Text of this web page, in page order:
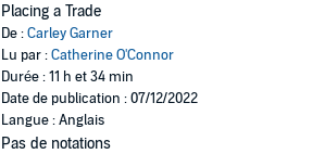
Placing a Trade
De :Carley Garner
Lu par :Catherine O'Connor
Durée : 11 h et 34 min
Date de publication : 07/12/2022
Langue : Anglais
Pas de notations